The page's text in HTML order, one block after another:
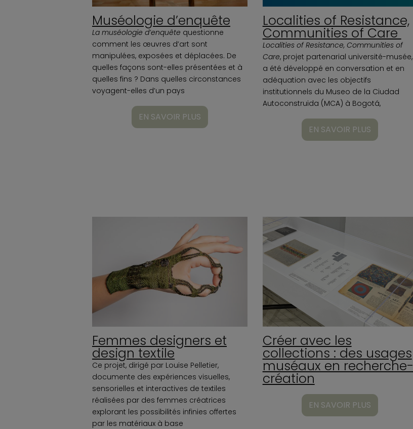
Muséologie d’enquête
La muséologie d’enquête questionne
comment les œuvres d’art sont
manipulées, exposées et déplacées. De
quelles façons sont-elles présentées et à
quelles fins ? Dans quelles circonstances
voyagent-elles d’un pays
EN SAVOIR PLUS
Localities of Resistance,
Communities of Care
Localities of Resistance, Communities of
Care, projet partenarial université-musée,
a été développé en conversation et en
adéquation avec les objectifs
institutionnels du Museo de la Ciudad
Autoconstruida (MCA) à Bogotá,
EN SAVOIR PLUS
Femmes designers et
design textile
Ce projet, dirigé par Louise Pelletier,
documente des expériences visuelles,
sensorielles et interactives de textiles
réalisées par des femmes créatrices
explorant les possibilités infinies offertes
par les matériaux à base
Créer avec les
collections : des usages
muséaux en recherche-
création
EN SAVOIR PLUS